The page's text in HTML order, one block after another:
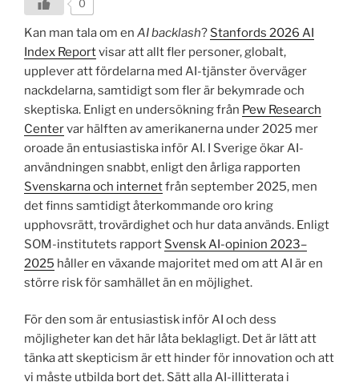
0
Kan man tala om en AI backlash? Stanfords 2026 AI
Index Reportvisar att allt fler personer, globalt,
upplever att fördelarna med AI-tjänster överväger
nackdelarna, samtidigt som fler är bekymrade och
skeptiska. Enligt en undersökning från Pew Research
Centervar hälften av amerikanerna under 2025 mer
oroade än entusiastiska inför AI. I Sverige ökar AI-
användningen snabbt, enligt den årliga rapporten
Svenskarna och internetfrån september 2025, men
det finns samtidigt återkommande oro kring
upphovsrätt, trovärdighet och hur data används. Enligt
SOM-institutets rapport Svensk AI-opinion 2023–
2025 håller en växande majoritet med om att AI är en
större risk för samhället än en möjlighet.
För den som är entusiastisk inför AI och dess
möjligheter kan det här låta beklagligt. Det är lätt att
tänka att skepticism är ett hinder för innovation och att
vi måste utbilda bort det. Sätt alla AI-illitterata i